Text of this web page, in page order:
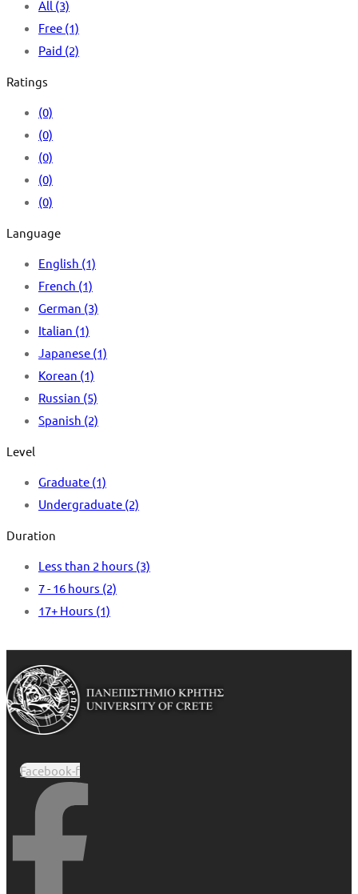
All (3)
Free (1)
Paid (2)
Ratings
(0)
(0)
(0)
(0)
(0)
Language
English (1)
French (1)
German (3)
Italian (1)
Japanese (1)
Korean (1)
Russian (5)
Spanish (2)
Level
Graduate (1)
Undergraduate (2)
Duration
Less than 2 hours (3)
7 - 16 hours (2)
17+ Hours (1)
Facebook-f